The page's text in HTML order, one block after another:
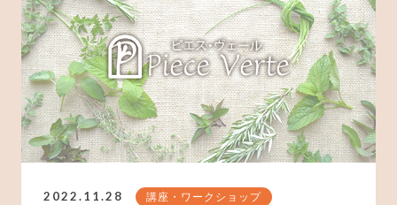
2022.11.28 講座・ワークショップ